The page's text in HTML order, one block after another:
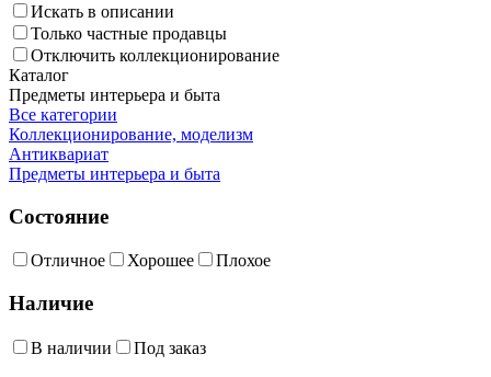
Искать в описании
Только частные продавцы
Отключить коллекционирование
Каталог
Предметы интерьера и быта
Все категории
Коллекционирование, моделизм
Антиквариат
Предметы интерьера и быта
Состояние
Отличное Хорошее Плохое
Наличие
В наличии Под заказ